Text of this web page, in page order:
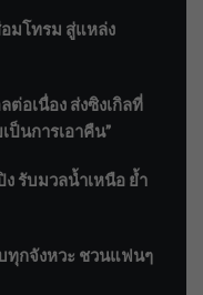
อมโทรม สู่แหล่ง
ต่อเนื่อง ส่งซิงเกิลที่
ป็นการเอาคืน”
รับมวลน้ำเหนือ ย้ำ
กจังหวะ ชวนแฟนๆ